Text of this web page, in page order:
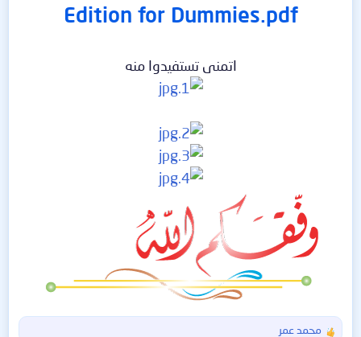
Edition for Dummies.pdf
اتمنى تستفيدوا منه
محمد عمر